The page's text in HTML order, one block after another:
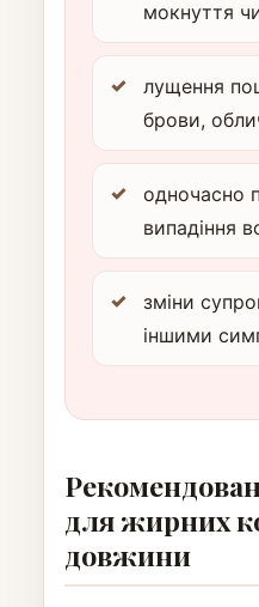
мокнуття
лущення
брови,
одночасно
випадіння
зміни
іншими
для жирних
довжини